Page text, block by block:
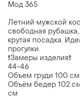
Мод 365
Летний мужской
свободная
крутая посадка.
прогулки.
❗️Замеры изделия❗️
44-46
Объем груди 100
Объём бедер 102
см